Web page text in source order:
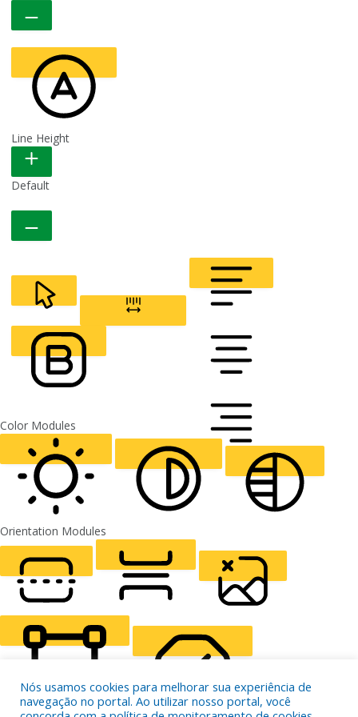
READABLE FONT
Default
CURSOR LETTER SPACING
ALIGN TEXT
LIGHT CONTRAST
Orientation Modules
READING LINE READING MASK HIDE IMAGES
Nós usamos cookies para melhorar sua experiência de
navegação no portal. Ao utilizar nosso portal, você